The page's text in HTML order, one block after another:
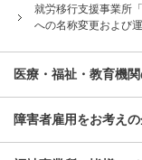
就労移行支援事業所
への名称変更および
医療・福祉・教育機
障害者雇用をお考え